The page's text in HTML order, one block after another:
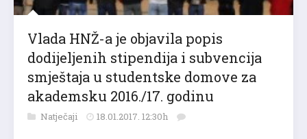
Vlada HNŽ-a je objavila popis
dodijeljenih stipendija i subvencija
smještaja u studentske domove za
akademsku 2016./17. godinu
Natječaji 18.01.2017. 12:30h